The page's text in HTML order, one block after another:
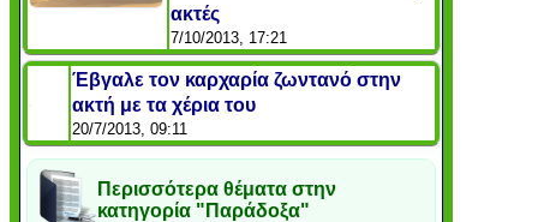
ακτές
7/10/2013, 17:21
Έβγαλε τον καρχαρία ζωντανό στην
ακτή με τα χέρια του
20/7/2013, 09:11
Περισσότερα θέματα στην
κατηγορία "Παράδοξα"